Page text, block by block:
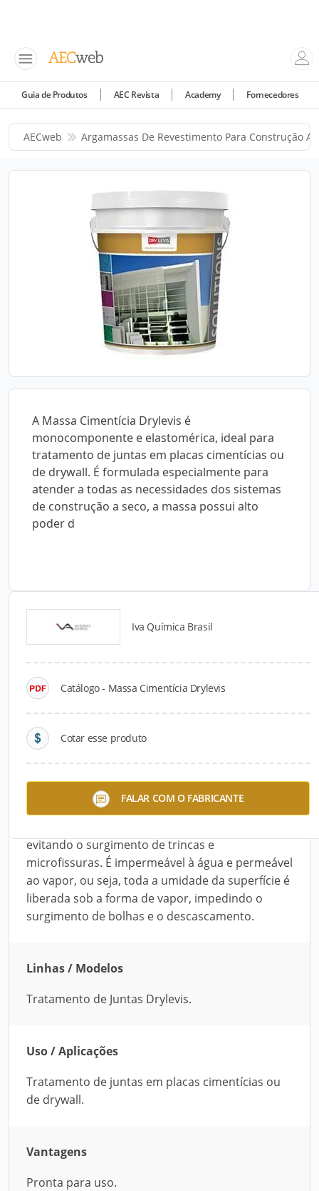
Guia de Produtos AEC Revista Academy Fornecedores
AECweb Argamassas De Revestimento Para Construção A
A Massa Cimentícia Drylevis é
monocomponente e elastomérica, ideal para
tratamento de juntas em placas cimentícias ou
de drywall. É formulada especialmente para
atender a todas as necessidades dos sistemas
de construção a seco, a massa possui alto
poder d
Iva Química Brasil
Catálogo - Massa Cimentícia Drylevis
Cotar esse produto
FALAR COM O FABRICANTE
Detalhes do produto
A Massa Cimentícia Drylevis é monocomponente
especialmente para atender a todas as
necessidades dos sistemas de construção a seco,
evitando o surgimento de trincas e
microfissuras. É impermeável à água e permeável
ao vapor, ou seja, toda a umidade da superfície é
liberada sob a forma de vapor, impedindo o
surgimento de bolhas e o descascamento.
Linhas / Modelos
Tratamento de Juntas Drylevis.
Uso / Aplicações
Tratamento de juntas em placas cimentícias ou
de drywall.
Vantagens
Pronta para uso.